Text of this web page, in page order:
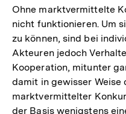
Ohne marktvermittelte
nicht funktionieren. Um
zu können, sind bei
Akteuren jedoch
Kooperation, mitunter
damit in gewisser Weise
marktvermittelter
der Basis wenigstens